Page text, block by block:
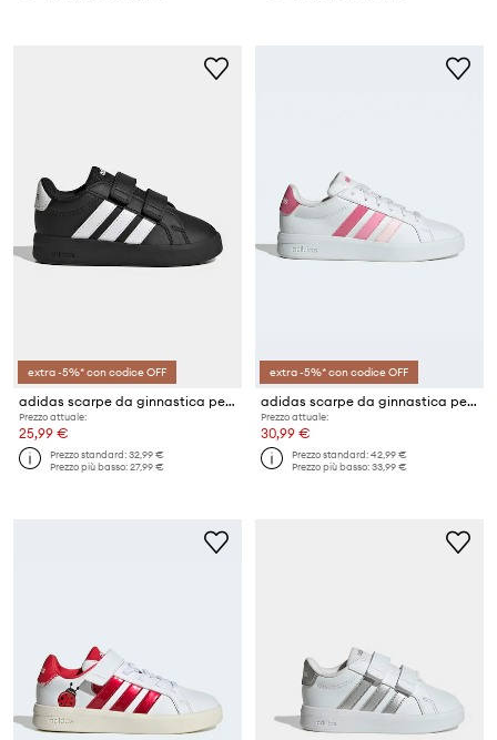
extra -5%* con codice OFF
adidas scarpe da ginnastica per bambini GRAND COURT 3.0
Prezzo attuale:
25,99 €
Prezzo standard:32,99 €
Prezzo più basso:27,99 €
extra -5%* con codice OFF
adidas scarpe da ginnastica per bambini GRAND COURT 3.0
Prezzo attuale:
30,99 €
Prezzo standard:42,99 €
Prezzo più basso:33,99 €